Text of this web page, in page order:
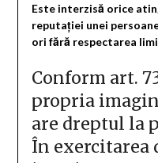
Este interzisă orice
reputaţiei unei
ori fără respectarea
Conform art.
propria
are dreptul la
În exercitarea